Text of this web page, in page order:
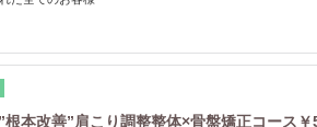
”根本改善”肩こり調整整体×骨盤矯正コース